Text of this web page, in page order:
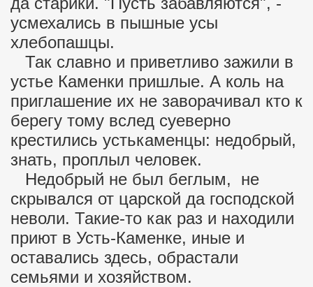
усмехались в пышные усы
хлебопашцы.
Так славно и приветливо зажили в
устье Каменки пришлые. А коль на
приглашение их не заворачивал кто к
берегу тому вслед суеверно
крестились устькаменцы: недобрый,
знать, проплыл человек.
Недобрый не был беглым, не
скрывался от царской да господской
неволи. Такие-то как раз и находили
приют в Усть-Каменке, иные и
оставались здесь, обрастали
семьями и хозяйством.